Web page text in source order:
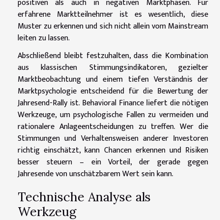
positiven als auch in negativen Marktphasen. Für
erfahrene Marktteilnehmer ist es wesentlich, diese
Muster zu erkennen und sich nicht allein vom Mainstream
leiten zu lassen.
Abschließend bleibt festzuhalten, dass die Kombination
aus klassischen Stimmungsindikatoren, gezielter
Marktbeobachtung und einem tiefen Verständnis der
Marktpsychologie entscheidend für die Bewertung der
Jahresend-Rally ist. Behavioral Finance liefert die nötigen
Werkzeuge, um psychologische Fallen zu vermeiden und
rationalere Anlageentscheidungen zu treffen. Wer die
Stimmungen und Verhaltensweisen anderer Investoren
richtig einschätzt, kann Chancen erkennen und Risiken
besser steuern – ein Vorteil, der gerade gegen
Jahresende von unschätzbarem Wert sein kann.
Technische Analyse als
Werkzeug